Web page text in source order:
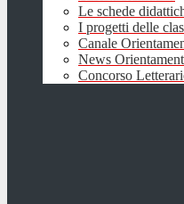
Le schede
I progetti delle
Canale
News
Concorso